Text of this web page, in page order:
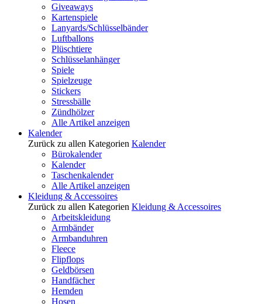
Giveaways
Kartenspiele
Lanyards/Schlüsselbänder
Luftballons
Plüschtiere
Schlüsselanhänger
Spiele
Spielzeuge
Stickers
Stressbälle
Zündhölzer
Alle Artikel anzeigen
Kalender
Zurück zu allen Kategorien Kalender
Bürokalender
Kalender
Taschenkalender
Alle Artikel anzeigen
Kleidung & Accessoires
Zurück zu allen Kategorien Kleidung & Accessoires
Arbeitskleidung
Armbänder
Armbanduhren
Fleece
Flipflops
Geldbörsen
Handfächer
Hemden
Hosen